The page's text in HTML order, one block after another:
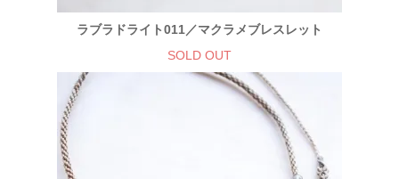
ラブラドライト011／マクラメブレスレット
SOLD OUT